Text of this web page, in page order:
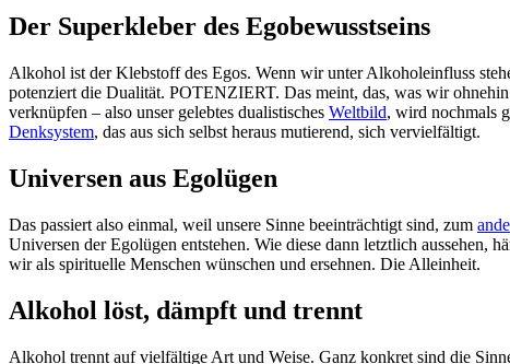
Der Superkleber des Egobewusstseins
Alkohol ist der Klebstoff des Egos. Wenn wir unter Alkoholeinfluss
potenziert die Dualität. POTENZIERT. Das meint, das, was wir
verknüpfen – also unser gelebtes dualistisches Weltbild, wird nochmals
Denksystem, das aus sich selbst heraus mutierend, sich vervielfältigt.
Universen aus Egolügen
Das passiert also einmal, weil unsere Sinne beeinträchtigt sind, zum
Universen der Egolügen entstehen. Wie diese dann letztlich
wir als spirituelle Menschen wünschen und ersehnen. Die Alleinheit.
Alkohol löst, dämpft und trennt
Alkohol trennt auf vielfältige Art und Weise. Ganz konkret sind die